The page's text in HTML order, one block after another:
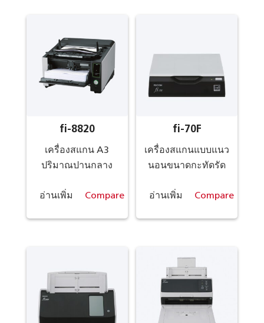
fi-8820
เครื่องสแกน A3
ปริมาณปานกลาง
อ่านเพิ่ม Compare
fi-70F
เครื่องสแกนแบบแนว
นอนขนาดกะทัดรัด
อ่านเพิ่ม Compare